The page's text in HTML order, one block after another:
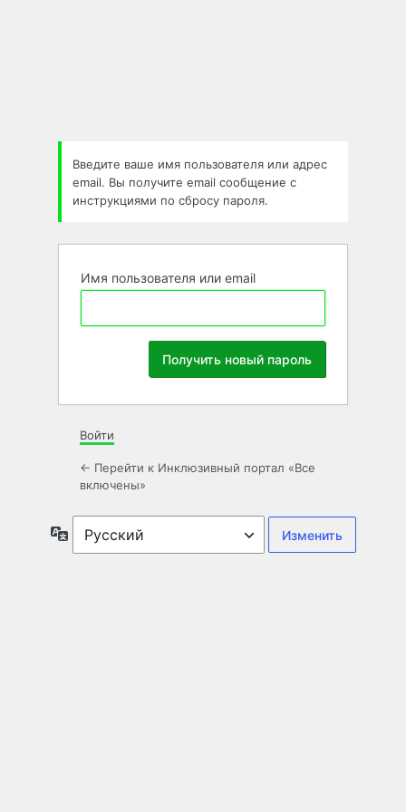
Введите ваше имя пользователя или адрес
email. Вы получите email сообщение с
инструкциями по сбросу пароля.
Имя пользователя или email
Войти
← Перейти к Инклюзивный портал «Все
включены»
Язык